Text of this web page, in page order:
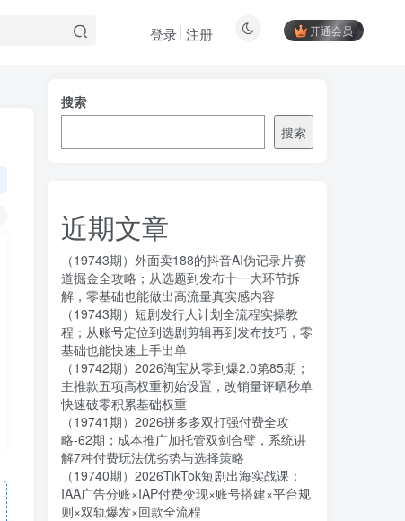
开通会员
登录 注册
搜索
搜索
近期文章
（19743期）外面卖188的抖音AI伪记录片赛
道掘金全攻略；从选题到发布十一大环节拆
解，零基础也能做出高流量真实感内容
（19743期）短剧发行人计划全流程实操教
程；从账号定位到选剧剪辑再到发布技巧，零
基础也能快速上手出单
（19742期）2026淘宝从零到爆2.0第85期；
主推款五项高权重初始设置，改销量评晒秒单
快速破零积累基础权重
（19741期）2026拼多多双打强付费全攻
略-62期；成本推广加托管双剑合璧，系统讲
解7种付费玩法优劣势与选择策略
（19740期）2026TikTok短剧出海实战课：
IAA广告分账×IAP付费变现×账号搭建×平台规
则×双轨爆发×回款全流程